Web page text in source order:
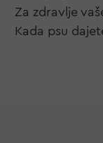
Za zdravlje
Kada psu